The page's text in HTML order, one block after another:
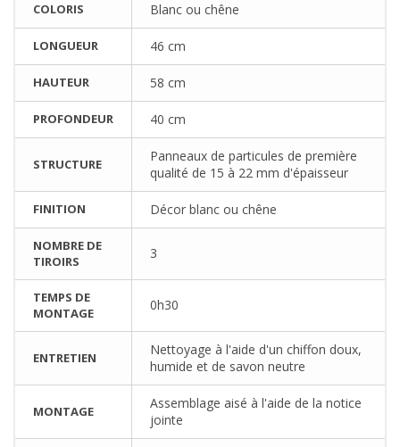
COLORIS Blanc ou chêne
LONGUEUR 46 cm
HAUTEUR 58 cm
PROFONDEUR 40 cm
STRUCTURE
Panneaux de particules de première
qualité de 15 à 22 mm d'épaisseur
FINITION Décor blanc ou chêne
NOMBRE DE
TIROIRS
3
TEMPS DE
MONTAGE
0h30
ENTRETIEN
Nettoyage à l'aide d'un chiffon doux,
humide et de savon neutre
MONTAGE
Assemblage aisé à l'aide de la notice
jointe